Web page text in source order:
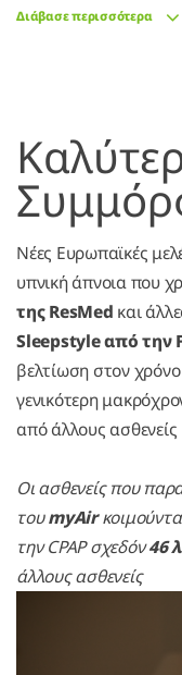
Διάβασε περισσότερα
Νέες Ευρωπαϊκές
υπνική άπνοια που
της ResMed και
Sleepstyle από την
βελτίωση στον
γενικότερη
από άλλους ασθενείς
Οι ασθενείς που
τουmyAir
την CPAP σχεδόν46
άλλους ασθενείς